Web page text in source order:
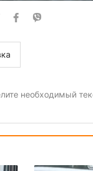
необходимый